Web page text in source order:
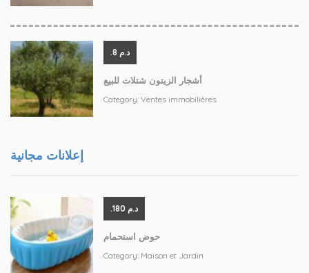
.د.م 8
أشجار الزيتون شتلات للبيع
Category: Ventes immobilières
إعلانات مجانية
.د.م 180
حوض استحمام
Category: Maison et Jardin